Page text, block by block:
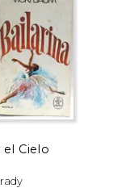
el Cielo